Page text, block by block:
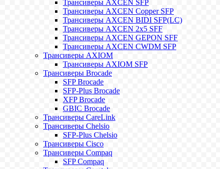
Трансиверы AXCEN SFP
Трансиверы AXCEN Copper SFP
Трансиверы AXCEN BIDI SFP(LC)
Трансиверы AXCEN 2x5 SFF
Трансиверы AXCEN GEPON SFF
Трансиверы AXCEN CWDM SFP
Трансиверы AXIOM
Трансиверы AXIOM SFP
Трансиверы Brocade
SFP Brocade
SFP-Plus Brocade
XFP Brocade
GBIC Brocade
Трансиверы CareLink
Трансиверы Chelsio
SFP-Plus Chelsio
Трансиверы Cisco
Трансиверы Compaq
SFP Compaq